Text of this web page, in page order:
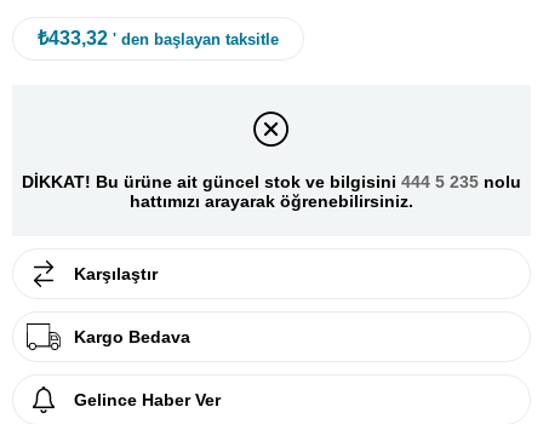
₺433,32 ' den başlayan taksitle
DİKKAT! Bu ürüne ait güncel stok ve bilgisini 444 5 235 nolu
hattımızı arayarak öğrenebilirsiniz.
Karşılaştır
Kargo Bedava
Gelince Haber Ver